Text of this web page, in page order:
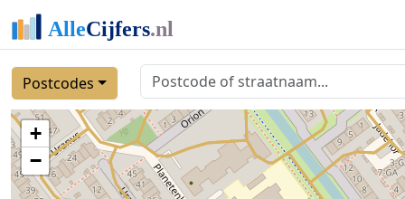
Postcodes
+
−